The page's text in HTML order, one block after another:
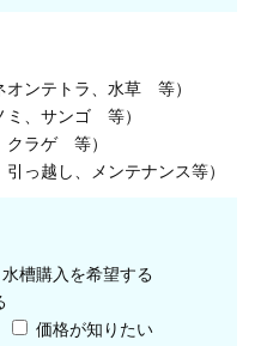
オンテトラ、水草 等）
ミ、サンゴ 等）
クラゲ 等）
っ越し、メンテナンス等）
水槽購入を希望する
価格が知りたい